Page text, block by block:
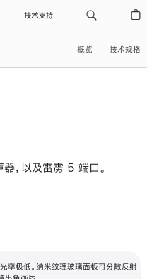
技术支持
概览 技术规格
，以及雷雳 5 端口。
率极低。纳米纹理玻璃面板可分散反射